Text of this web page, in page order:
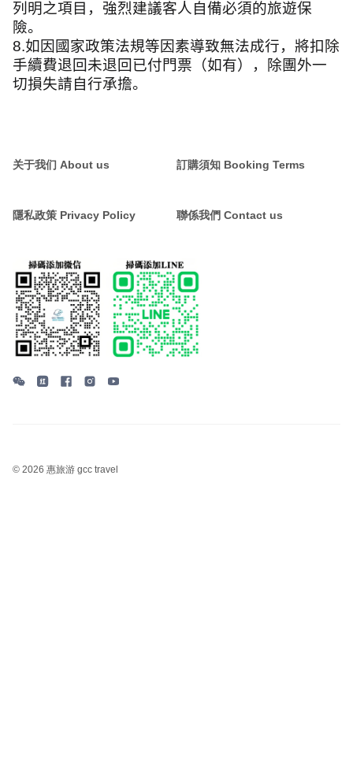
列明之項目，強烈建議客人自備必須的旅遊保
險。
8.如因國家政策法規等因素導致無法成行，將扣除
手續費退回未退回已付門票（如有），除團外一
切損失請自行承擔。
关于我们 About us 訂購須知 Booking Terms
隱私政策 Privacy Policy 聯係我們 Contact us
© 2026 惠旅游 gcc travel